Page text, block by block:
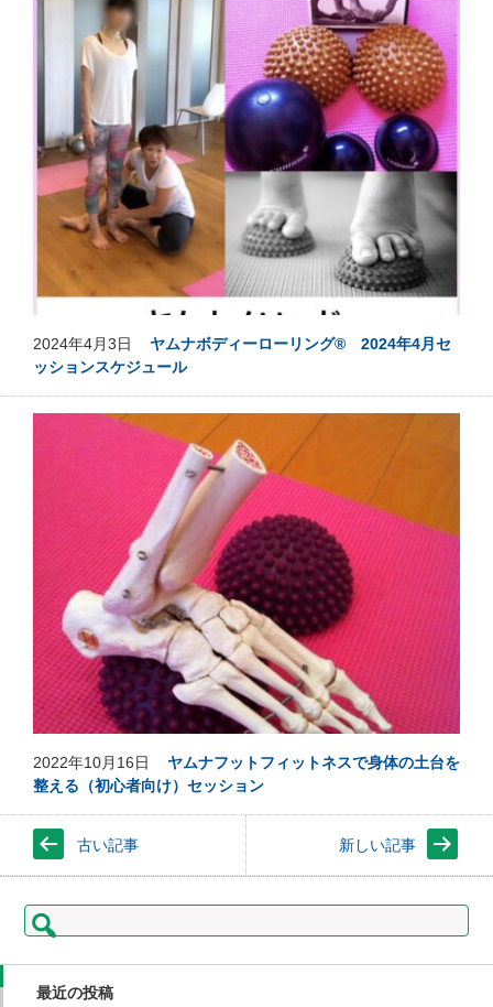
2024年4月3日 ヤムナボディーローリング® 2024年4月セ
ッションスケジュール
2022年10月16日 ヤムナフットフィットネスで身体の土台を
整える（初心者向け）セッション
古い記事 新しい記事
検
索:
最近の投稿